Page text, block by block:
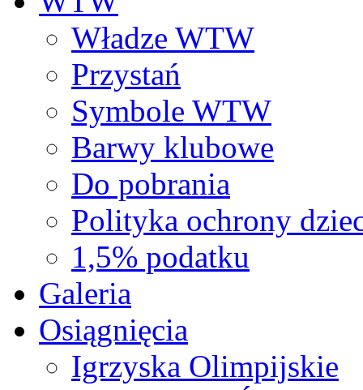
Władze WTW
Przystań
Symbole WTW
Barwy klubowe
Do pobrania
Polityka ochrony
1,5% podatku
Galeria
Osiągnięcia
Igrzyska Olimpijskie